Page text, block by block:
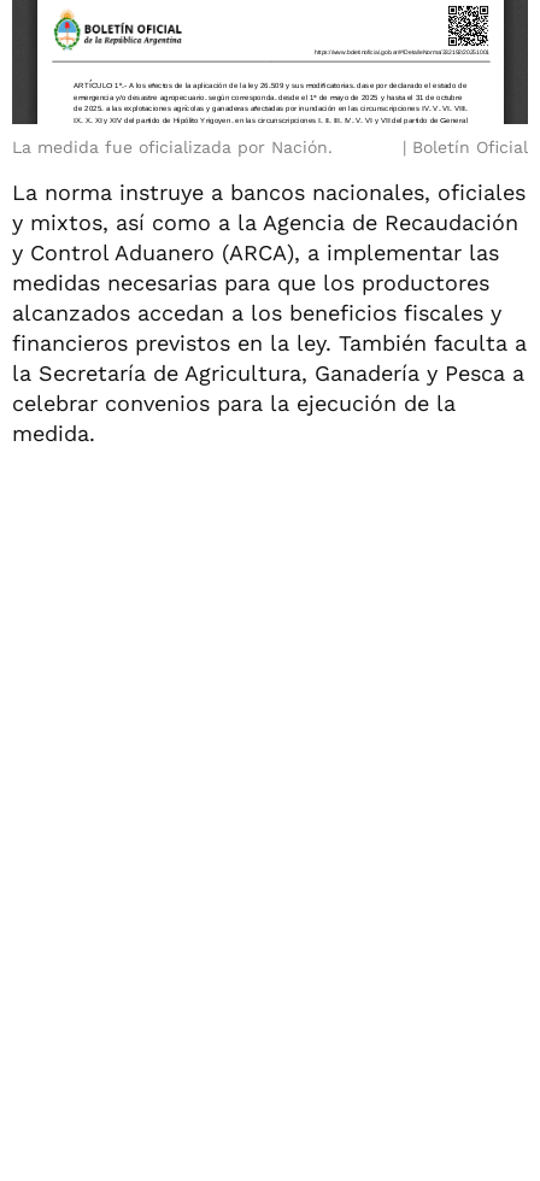
La medida fue oficializada por Nación. Boletín Oficial
La norma instruye a bancos nacionales, oficiales
y mixtos, así como a la Agencia de Recaudación
y Control Aduanero (ARCA), a implementar las
medidas necesarias para que los productores
alcanzados accedan a los beneficios fiscales y
financieros previstos en la ley. También faculta a
la Secretaría de Agricultura, Ganadería y Pesca a
celebrar convenios para la ejecución de la
medida.